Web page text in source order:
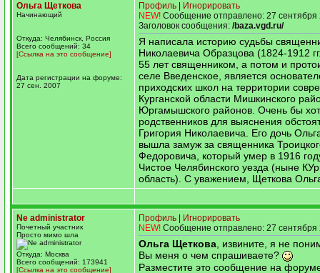
Ольга Щеткова
Начинающий
Откуда: Челябинск, Россия
Всего сообщений: 34
[Ссылка на это сообщение]
Дата регистрации на форуме:
27 сен. 2007
Профиль
Игнорировать
NEW! Сообщение отправлено: 27 сентября
Заголовок сообщения: /baza.vgd.ru/
Я написала историю судьбы
Николаевича Образцова (1824-1912
55 лет священником, а потом и
селе Введенское, является
приходских школ на территории
Курганской области Мишкинского
Юргамышского районов. Очень бы
родственников для выяснения
Григория Николаевича. Его дочь
вышла замуж за священника
Федоровича, который умер в 1916
Чистое Челябинского уезда (ныне
область). С уважением, Щеткова
Ne administrator
Почетный участник
Просто мимо шла
Откуда: Москва
Всего сообщений: 173941
[Ссылка на это сообщение]
Профиль
Игнорировать
NEW! Сообщение отправлено: 27 сентября
Ольга Щеткова , извините, я не
Вы меня о чем спрашиваете?
Разместите это сообщение на